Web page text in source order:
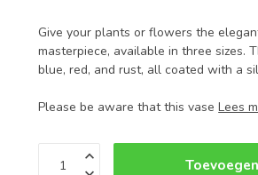
Give your plants or flowers the
masterpiece, available in three sizes.
blue, red, and rust, all coated with a
Please be aware that this vaseLees